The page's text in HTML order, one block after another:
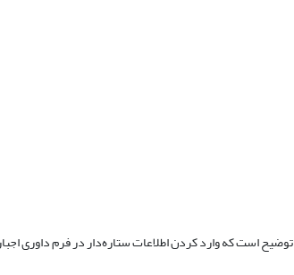
توضیح است که وارد کردن اطلاعات ستاره‌دار در فرم داوری